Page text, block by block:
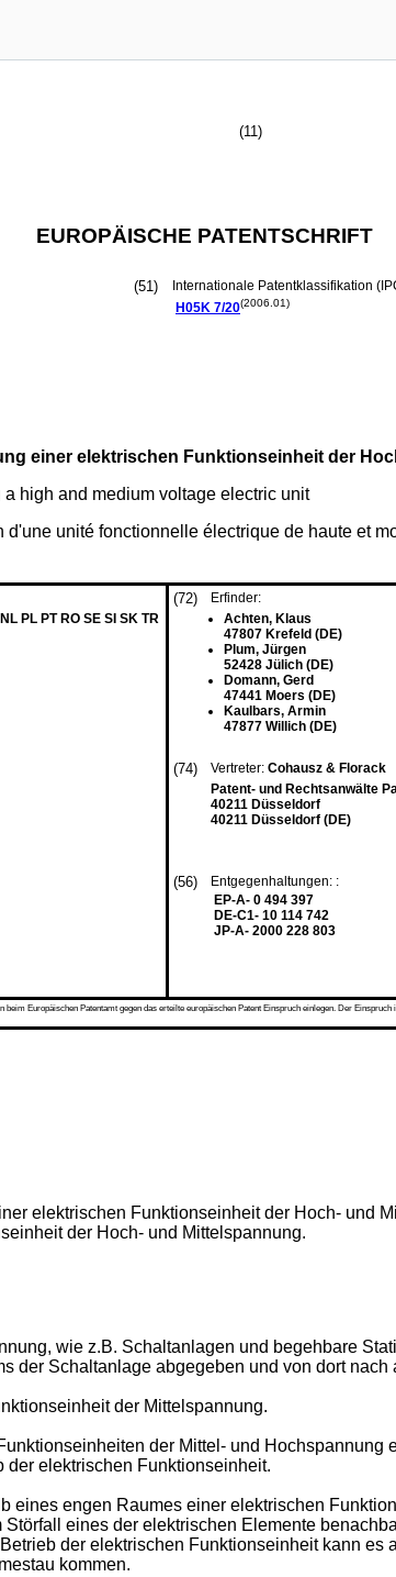
(11)
EUROPÄISCHE PATENTSCHRIFT
(51)
Internationale Patentklassifikation
H05K 7/20(2006.01)
einer elektrischen Funktionseinheit der
high and medium voltage electric unit
unité fonctionnelle électrique de haute et
PL PT RO SE SI SK TR
(72)
Erfinder:
Achten, Klaus
47807 Krefeld (DE)
Plum, Jürgen
52428 Jülich (DE)
Domann, Gerd
47441 Moers (DE)
Kaulbars, Armin
47877 Willich (DE)
(74) Vertreter: Cohausz & Florack
Patent- und Rechtsanwälte
40211 Düsseldorf
40211 Düsseldorf (DE)
(56)
Entgegenhaltungen: :
EP-A- 0 494 397
DE-C1- 10 114 742
JP-A- 2000 228 803
Europäischen Patentamt gegen das erteilte europäischen Patent Einspruch einlegen. Der
elektrischen Funktionseinheit der Hoch- und
der Hoch- und Mittelspannung.
wie z.B. Schaltanlagen und begehbare
der Schaltanlage abgegeben und von dort nach
der Mittelspannung.
der Mittel- und Hochspannung
elektrischen Funktionseinheit.
eines engen Raumes einer elektrischen
eines der elektrischen Elemente
der elektrischen Funktionseinheit kann
kommen.